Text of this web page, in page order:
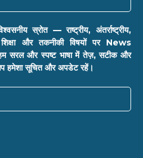
स्रोत — राष्ट्रीय, अंतर्राष्ट्रीय,
शिक्षा और तकनीकी विषयों पर News
और स्पष्ट भाषा में तेज़, सटीक और
हमेशा सूचित और अपडेट रहें।